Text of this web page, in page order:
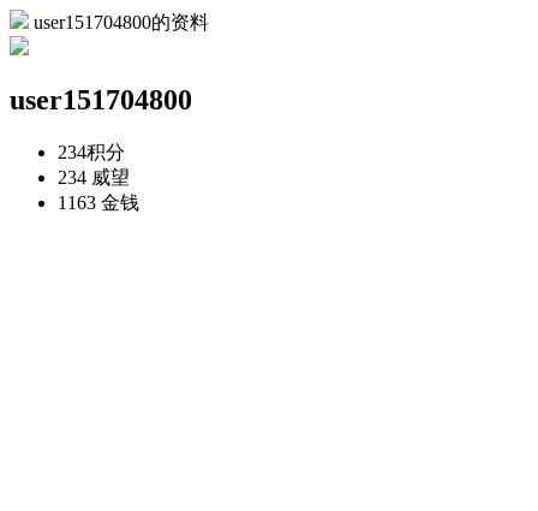
user151704800的资料
user151704800
234积分
234 威望
1163 金钱